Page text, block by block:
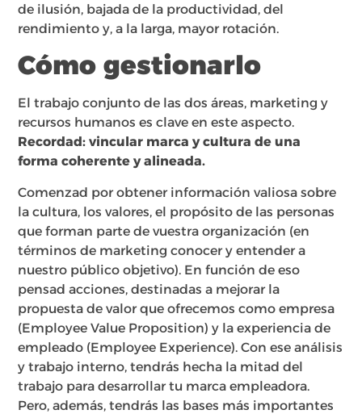
de ilusión, bajada de la productividad, del
rendimiento y, a la larga, mayor rotación.
Cómo gestionarlo
El trabajo conjunto de las dos áreas, marketing y
recursos humanos es clave en este aspecto.
Recordad: vincular marca y cultura de una
forma coherente y alineada.
Comenzad por obtener información valiosa sobre
la cultura, los valores, el propósito de las personas
que forman parte de vuestra organización (en
términos de marketing conocer y entender a
nuestro público objetivo). En función de eso
pensad acciones, destinadas a mejorar la
propuesta de valor que ofrecemos como empresa
(Employee Value Proposition) y la experiencia de
empleado (Employee Experience). Con ese análisis
y trabajo interno, tendrás hecha la mitad del
trabajo para desarrollar tu marca empleadora.
Pero, además, tendrás las bases más importantes